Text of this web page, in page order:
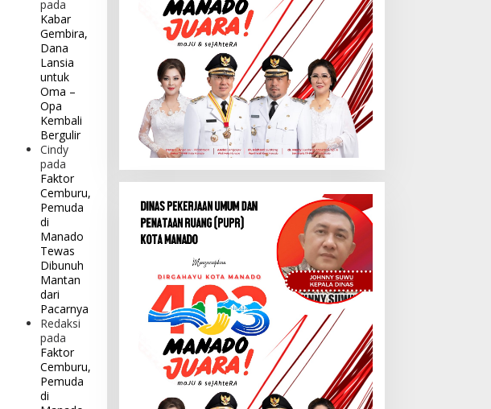
pada
Kabar
Gembira,
Dana
Lansia
untuk
Oma –
Opa
Kembali
Bergulir
Cindy
pada
Faktor
Cemburu,
Pemuda
di
Manado
Tewas
Dibunuh
Mantan
dari
Pacarnya
Redaksi
pada
Faktor
Cemburu,
Pemuda
di